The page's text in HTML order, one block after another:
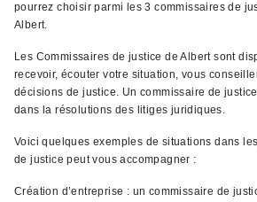
pourrez choisir parmi les 3 commissaires de
Albert.
Les Commissaires de justice de Albert sont
recevoir, écouter votre situation, vous
décisions de justice. Un commissaire de
dans la résolutions des litiges juridiques.
Voici quelques exemples de situations dans
de justice peut vous accompagner :
Création d’entreprise : un commissaire de